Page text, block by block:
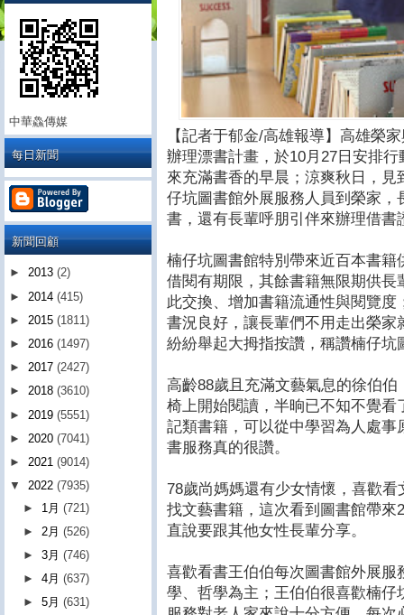
【記者于郁金/高雄報導】高雄榮
辦理漂書計畫，於10月27日安排
來充滿書香的早晨；涼爽秋日，
仔坑圖書館外展服務人員到榮家
書，還有長輩呼朋引伴來辦理借書
楠仔坑圖書館特別帶來近百本書
借閱有期限，其餘書籍無限期供
此交換、增加書籍流通性與閱覽
書況良好，讓長輩們不用走出榮
紛紛舉起大拇指按讚，稱讚楠仔
高齡88歲且充滿文藝氣息的徐伯
椅上開始閱讀，半晌已不知不覺
記類書籍，可以從中學習為人處
書服務真的很讚。
78歲尚媽媽還有少女情懷，喜歡
找文藝書籍，這次看到圖書館帶
直說要跟其他女性長輩分享。
喜歡看書王伯伯每次圖書館外展
學、哲學為主；王伯伯很喜歡楠
中華鱻傳媒
每日新聞
新聞回顧
► 2013 (2)
► 2014 (415)
► 2015 (1811)
► 2016 (1497)
► 2017 (2427)
► 2018 (3610)
► 2019 (5551)
► 2020 (7041)
► 2021 (9014)
▼ 2022 (7935)
► 1月(721)
► 2月(526)
►3月(746)
►4月(637)
►5月(631)